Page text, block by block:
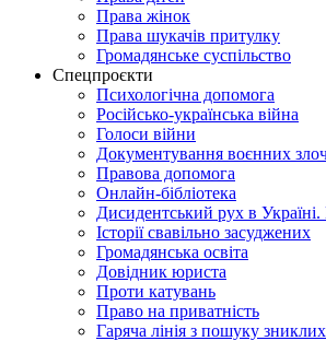
Права жінок
Права шукачів притулку
Громадянське суспільство
Спецпроєкти
Психологічна допомога
Російсько-українська війна
Голоси війни
Документування воєнних
Правова допомога
Онлайн-бібліотека
Дисидентський рух в
Історії свавільно засуджених
Громадянська освіта
Довідник юриста
Проти катувань
Право на приватність
Гаряча лінія з пошуку зниклих